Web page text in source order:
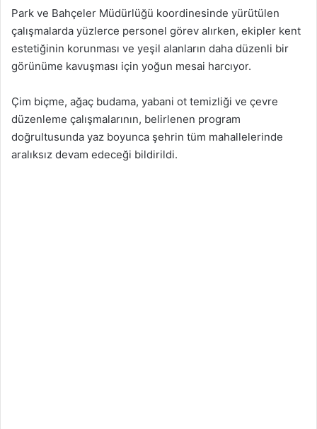
Park ve Bahçeler Müdürlüğü koordinesinde yürütülen
çalışmalarda yüzlerce personel görev alırken, ekipler kent
estetiğinin korunması ve yeşil alanların daha düzenli bir
görünüme kavuşması için yoğun mesai harcıyor.
Çim biçme, ağaç budama, yabani ot temizliği ve çevre
düzenleme çalışmalarının, belirlenen program
doğrultusunda yaz boyunca şehrin tüm mahallelerinde
aralıksız devam edeceği bildirildi.